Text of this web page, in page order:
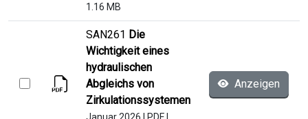
1.16 MB
SAN261 Die
Wichtigkeit eines
hydraulischen
Abgleichs von
Zirkulationssystemen
Anzeigen